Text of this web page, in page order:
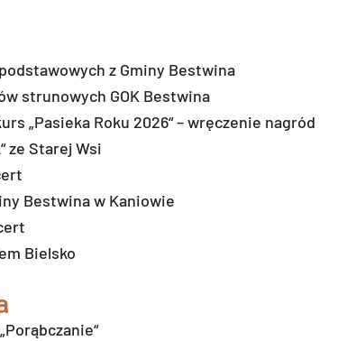
z Gminy Bestwina
strunowych GOK Bestwina
„Pasieka Roku 2026“ – wręczenie nagród
ze Starej Wsi
Bestwina w Kaniowie
Bielsko